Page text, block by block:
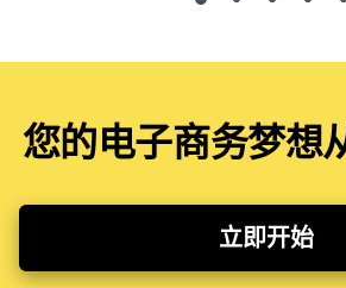
您的电子商务梦想
立即开始